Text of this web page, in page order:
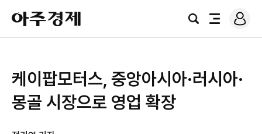
아
주
경
검
전
로
그
케이팝모터스, 중앙아시아·러시아·
몽골 시장으로 영업 확장